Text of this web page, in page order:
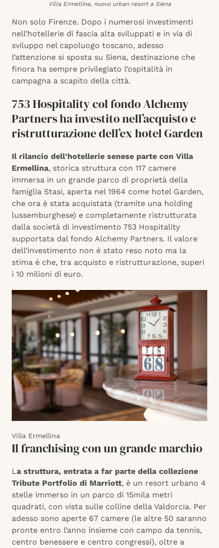
Villa Ermellina, nuovo urban resort a Siena
Non solo Firenze. Dopo i numerosi investimenti
nell’hotellerie di fascia alta sviluppati e in via di
sviluppo nel capoluogo toscano, adesso
l’attenzione si sposta su Siena, destinazione che
finora ha sempre privilegiato l’ospitalità in
campagna a scapito della città.
753 Hospitality col fondo Alchemy
Partners ha investito nell’acquisto e
ristrutturazione dell’ex hotel Garden
Il rilancio dell’hotellerie senese parte con Villa
Ermellina, storica struttura con 117 camere
immersa in un grande parco di proprietà della
famiglia Stasi, aperta nel 1964 come hotel Garden,
che ora è stata acquistata (tramite una holding
lussemburghese) e completamente ristrutturata
dalla società di investimento 753 Hospitality
supportata dal fondo Alchemy Partners. Il valore
dell’investimento non è stato reso noto ma la
stima è che, tra acquisto e ristrutturazione, superi
i 10 milioni di euro.
Villa Ermellina
Il franchising con un grande marchio
La struttura, entrata a far parte della collezione
Tribute Portfolio di Marriott, è un resort urbano 4
stelle immerso in un parco di 15mila metri
quadrati, con vista sulle colline della Valdorcia. Per
adesso sono aperte 67 camere (le altre 50 saranno
pronte entro l’anno insieme con campo da tennis,
centro benessere e centro congressi), oltre a